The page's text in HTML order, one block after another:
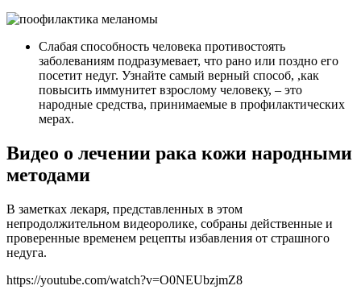
Слабая способность человека противостоять
заболеваниям подразумевает, что рано или поздно его
посетит недуг. Узнайте самый верный способ, ,как
повысить иммунитет взрослому человеку, – это
народные средства, принимаемые в профилактических
мерах.
Видео о лечении рака кожи народными
методами
В заметках лекаря, представленных в этом
непродолжительном видеоролике, собраны действенные и
проверенные временем рецепты избавления от страшного
недуга.
https://youtube.com/watch?v=O0NEUbzjmZ8